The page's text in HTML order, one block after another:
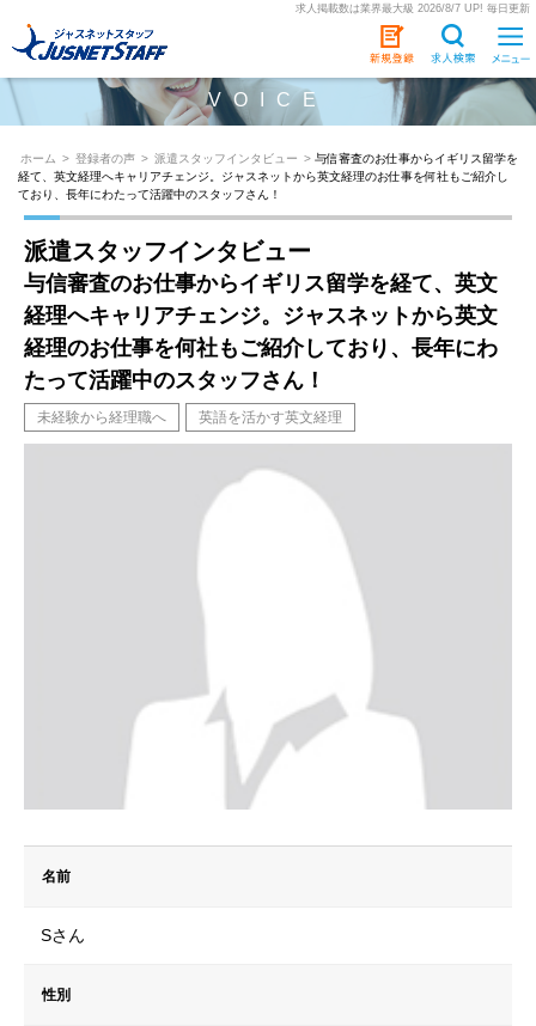
求人掲載数は業界最大級 2026/8/7 UP! 毎日更新
VOICE
ホーム > 登録者の声 > 派遣スタッフインタビュー > 与信審査のお仕事からイギリス留学を
経て、英文経理へキャリアチェンジ。ジャスネットから英文経理のお仕事を何社もご紹介し
ており、長年にわたって活躍中のスタッフさん！
派遣スタッフインタビュー
与信審査のお仕事からイギリス留学を経て、英文
経理へキャリアチェンジ。ジャスネットから英文
経理のお仕事を何社もご紹介しており、長年にわ
たって活躍中のスタッフさん！
未経験から経理職へ 英語を活かす英文経理
名前
Sさん
性別